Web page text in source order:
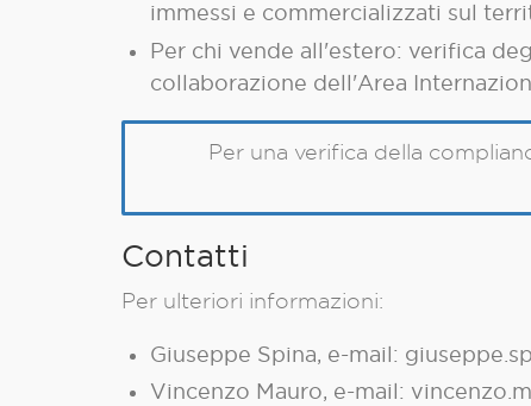
immessi e commercializzati sul
Per chi vende all'estero: verifica
collaborazione dell'Area
Per una verifica della
Contatti
Per ulteriori informazioni:
Giuseppe Spina, e-mail:
Vincenzo Mauro, e-mail: